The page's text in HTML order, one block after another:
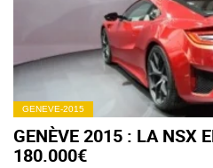
GENEVE-2015
GENÈVE 2015 : LA NSX
180.000€